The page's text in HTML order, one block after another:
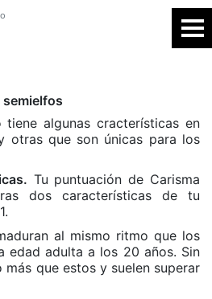
semielfos
tiene algunas cracterísticas en
otras que son únicas para los
Tu puntuación de Carisma
dos características de tu
al mismo ritmo que los
edad adulta a los 20 años. Sin
que estos y suelen superar